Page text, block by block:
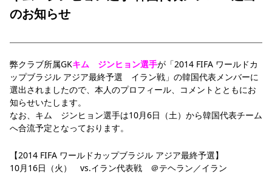
試合について
チームについて
選手・スタッフ スケジュール メディア情報 アクセス レディース
アカデミー ハナサカプレーヤー 歴代所属選手
観戦する
チケット情報 販売スケジュール 価格・席種
購入方法
シーズンシート 法人シーズンシート 福祉サービス 団体チケット
特定興行入場券
譲渡サービス
観戦ガイド
観戦マナー&ルール
ビジターサポーター観戦ガイド 公式アプリ
スタジアム
セレッソ大阪について
クラブ紹介 沿革 シーズン記録 求人情報
パートナー企業募集中 セレッソ大阪VISAカード サポートスタッフ
セレッソアイデアちょうだいな
応援商店街
ファンクラブ
SAKURA SOCIO SAKURA POINT Program 招待券引換方法
まいセレチケット
会員規定 婚姻届・出生届・命名書
のお知らせ
弊クラブ所属GKキム　ジンヒョン選手が「2014 FIFA ワールドカ
ップブラジル アジア最終予選　イラン戦」の韓国代表メンバーに
選出されましたので、本人のプロフィール、コメントとともにお
知らせいたします。
なお、キム　ジンヒョン選手は10月6日（土）から韓国代表チーム
へ合流予定となっております。
【2014 FIFA ワールドカップブラジル アジア最終予選】
10月16日（火）　vs.イラン代表戦　＠テヘラン／イラン